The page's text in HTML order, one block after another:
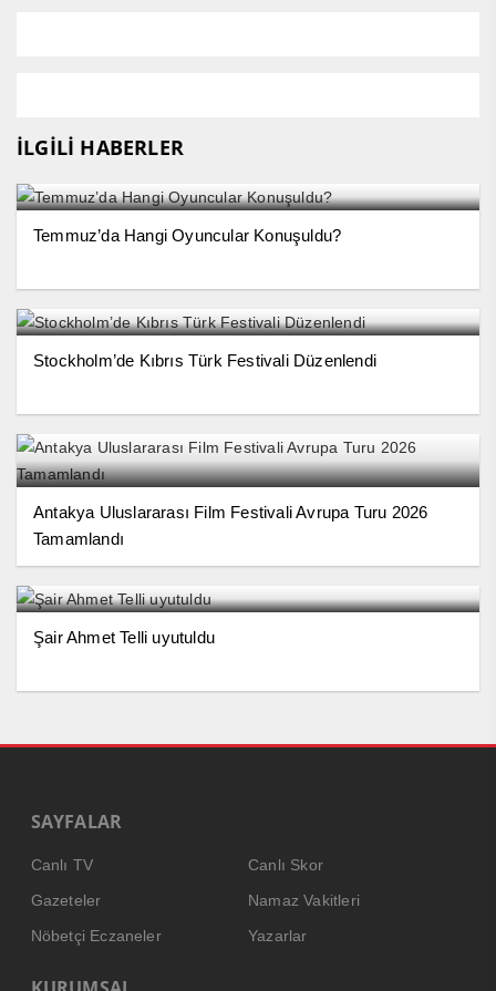
İLGİLİ HABERLER
Temmuz’da Hangi Oyuncular Konuşuldu?
Stockholm’de Kıbrıs Türk Festivali Düzenlendi
Antakya Uluslararası Film Festivali Avrupa Turu 2026
Tamamlandı
Şair Ahmet Telli uyutuldu
SAYFALAR
Canlı TV
Canlı Skor
Gazeteler
Namaz Vakitleri
Nöbetçi Eczaneler
Yazarlar